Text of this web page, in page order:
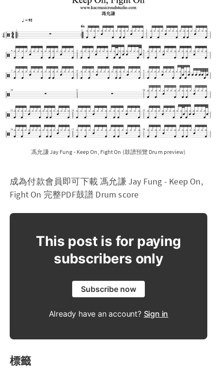
馮允謙 Jay Fung - Keep On, Fight On (鼓譜預覽 Drum preview)
成為付款會員即可下載 馮允謙 Jay Fung - Keep On,
Fight On 完整PDF鼓譜 Drum score
This post is for paying
subscribers only
Subscribe now
Already have an account? Sign in
標籤